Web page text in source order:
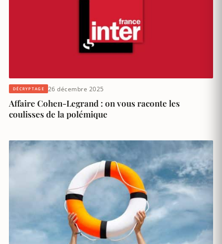
DÉCRYPTAGE 26 décembre 2025
Affaire Cohen-Legrand : on vous raconte les
coulisses de la polémique